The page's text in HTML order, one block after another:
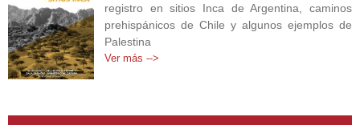
registro en sitios Inca de Argentina, caminos
prehispánicos de Chile y algunos ejemplos de
Palestina
Ver más -->